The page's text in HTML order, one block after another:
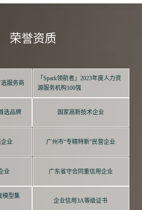
荣誉资质
服务商
「Spark领航者」2023年度人力资
源服务机构100强
选品牌 国家高新技术企业
业 广州市“专精特新”民营企业
业 广东省守合同重信用企业
模型集
企业信用3A等级证书